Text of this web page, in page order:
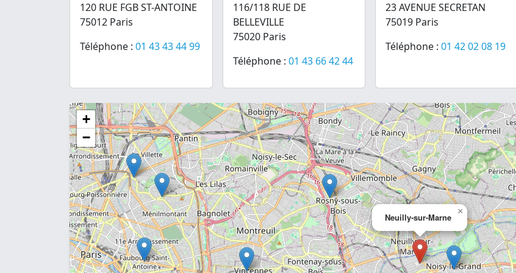
120 RUE FGB ST-ANTOINE
75012 Paris
Téléphone : 01 43 43 44 99
116/118 RUE DE
BELLEVILLE
75020 Paris
Téléphone : 01 43 66 42 44
23 AVENUE SECRETAN
75019 Paris
Téléphone :01 42 02 08 19
Neuilly-sur-Marne
×
+
−